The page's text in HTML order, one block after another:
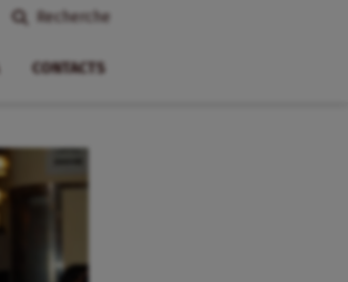
Recherche
CONTACTS